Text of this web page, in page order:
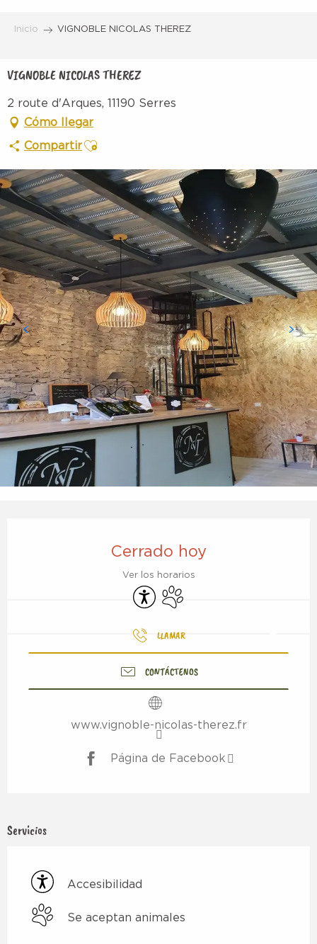
Inicio VIGNOBLE NICOLAS THEREZ
VIGNOBLE NICOLAS THEREZ
2 route d'Arques, 11190 Serres
Cómo llegar
CompartirAjouter aux favoris
Cerrado hoy
Ver los horarios
Accesibilidad
Se aceptan animales
LLAMAR
CONTÁCTENOS
www.vignoble-nicolas-therez.fr
Página de Facebook
Servicios
Accesibilidad
Se aceptan animales